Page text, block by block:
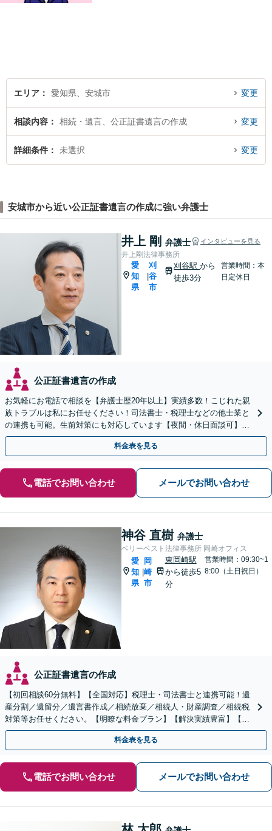
エリア 愛知県、安城市 変更
相談内容 相続・遺言、公正証書遺言の作成 変更
詳細条件 未選択 変更
安城市から近い公正証書遺言の作成に強い弁護士
井上 剛 弁護士 インタビューを見る
井上剛法律事務所
愛
知
県
刈
谷
市
刈谷駅から
徒歩3分
営業時間：本
日定休日
公正証書遺言の作成
お気軽にお電話で相談を【弁護士歴20年以上】実績多数！こじれた親
族トラブルは私にお任せください！司法書士・税理士などの他士業と
の連携も可能。生前対策にも対応しています【夜間・休日面談可】
【完全個室・秘密厳守】
料金表を見る
電話でお問い合わせ メールでお問い合わせ
神谷 直樹 弁護士
ベリーベスト法律事務所 岡崎オフィス
愛
知
県
|
岡
崎
市
東岡崎駅
から徒歩5
分
営業時間：09:30~1
8:00（土日祝日）
公正証書遺言の作成
【初回相談60分無料】【全国対応】税理士・司法書士と連携可能！遺
産分割／遺留分／遺言書作成／相続放棄／相続人・財産調査／相続税
対策等お任せください。【明瞭な料金プラン】【解決実績豊富】【電
話相談可】
料金表を見る
電話でお問い合わせ メールでお問い合わせ